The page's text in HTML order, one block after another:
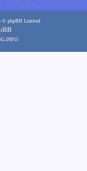
© phpBB Limited